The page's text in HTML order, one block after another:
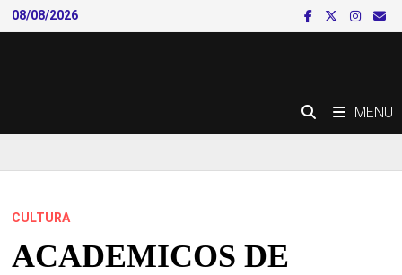
Skip
to
08/08/2026
MENU
CULTURA
ACADEMICOS DE